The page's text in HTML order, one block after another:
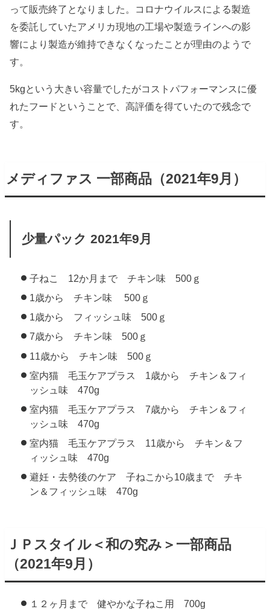
って販売終了となりました。コロナウイルスによる製造
を委託していたアメリカ現地の工場や製造ラインへの影
響により製造が維持できなくなったことが理由のようで
す。
5kgという大きい容量でしたがコストパフォーマンスに優
れたフードということで、高評価を得ていたので残念で
す。
メディファス 一部商品（2021年9月）
少量パック 2021年9月
子ねこ 12か月まで チキン味 500ｇ
1歳から チキン味 500ｇ
1歳から フィッシュ味 500ｇ
7歳から チキン味 500ｇ
11歳から チキン味 500ｇ
室内猫 毛玉ケアプラス 1歳から チキン＆フィ
ッシュ味 470g
室内猫 毛玉ケアプラス 7歳から チキン＆フィ
ッシュ味 470g
室内猫 毛玉ケアプラス 11歳から チキン＆フ
ィッシュ味 470g
避妊・去勢後のケア 子ねこから10歳まで チキ
ン＆フィッシュ味 470g
ＪＰスタイル＜和の究み＞一部商品
（2021年9月）
１２ヶ月まで 健やかな子ねこ用 700g